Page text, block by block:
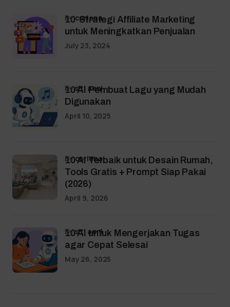
10 Strategi Affiliate Marketing
untuk Meningkatkan Penjualan
bycoriena
July 23, 2024
10 AI Pembuat Lagu yang Mudah
Digunakan
bysiti aeni
April 10, 2025
10 AI Terbaik untuk Desain Rumah,
Tools Gratis + Prompt Siap Pakai
(2026)
bycoriena
April 9, 2026
10 AI untuk Mengerjakan Tugas
agar Cepat Selesai
bysiti aeni
May 26, 2025